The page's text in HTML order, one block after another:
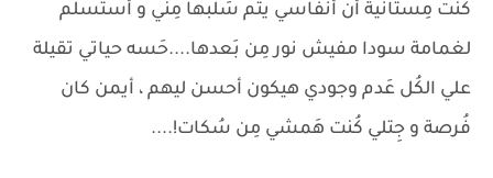
كُنت مِستانية أن أنفاسي يتم سَلبها مِني و أستسلم
لغمامة سودا مفيش نور مِن بَعدها....حَسه حياتي تقيلة
علي الكُل عَدم وجودي هيكون أحسن ليهم ، أيمن كان
فُرصة و جِتلي كُنت هَمشي مِن سُكات!....